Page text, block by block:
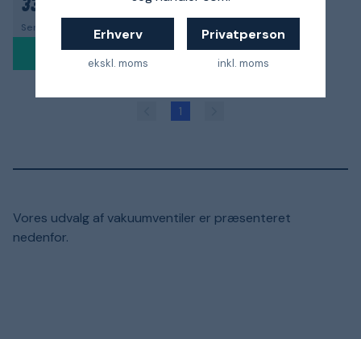
Erhverv
ekskl. moms
Privatperson
inkl. moms
335 kr.
Sendes mandag 10. aug.
1
Vores udvalg af vakuumventiler er præsenteret
nedenfor.